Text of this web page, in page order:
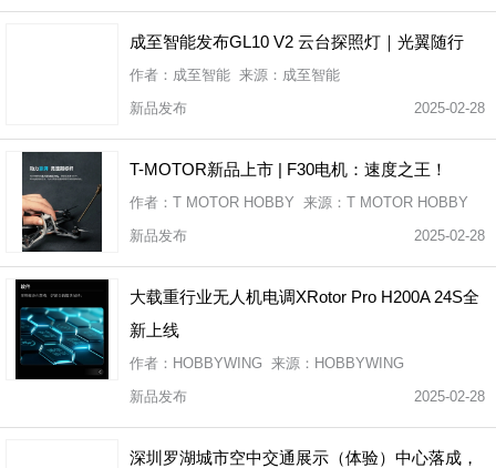
成至智能发布GL10 V2 云台探照灯｜光翼随行
作者：成至智能 来源：成至智能
新品发布
2025-02-28
T-MOTOR新品上市 | F30电机：速度之王！
作者：T MOTOR HOBBY 来源：T MOTOR HOBBY
新品发布
2025-02-28
大载重行业无人机电调XRotor Pro H200A 24S全
新上线
作者：HOBBYWING 来源：HOBBYWING
新品发布
2025-02-28
深圳罗湖城市空中交通展示（体验）中心落成，